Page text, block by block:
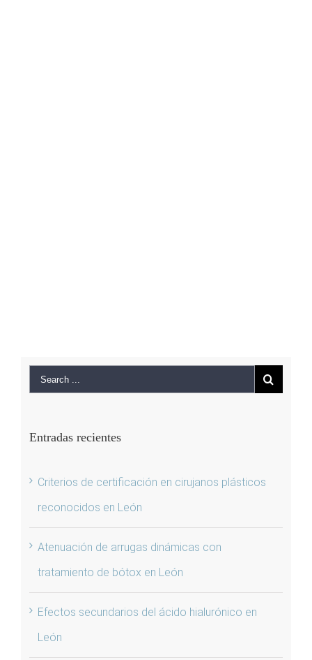
Entradas recientes
Criterios de certificación en cirujanos plásticos
reconocidos en León
Atenuación de arrugas dinámicas con
tratamiento de bótox en León
Efectos secundarios del ácido hialurónico en
León